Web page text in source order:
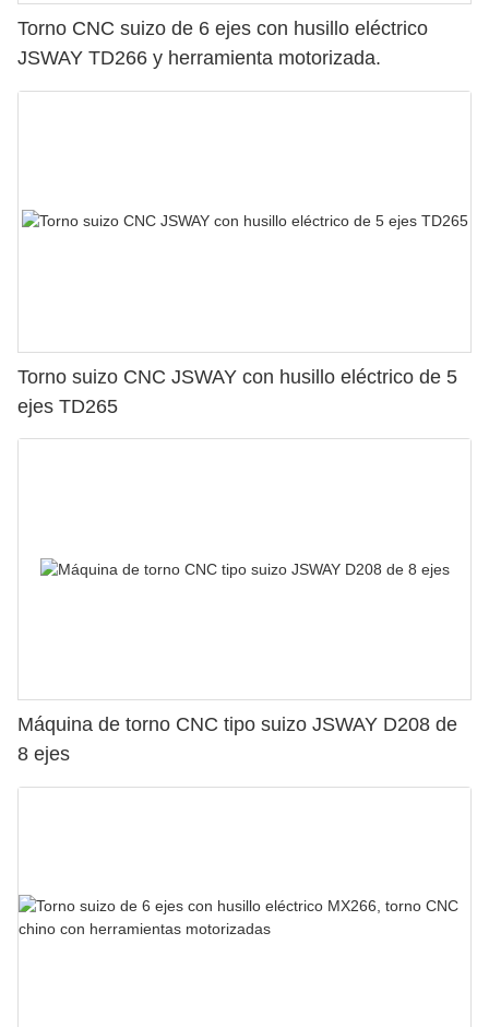
Torno CNC suizo de 6 ejes con husillo eléctrico
JSWAY TD266 y herramienta motorizada.
Torno suizo CNC JSWAY con husillo eléctrico de 5
ejes TD265
Máquina de torno CNC tipo suizo JSWAY D208 de
8 ejes